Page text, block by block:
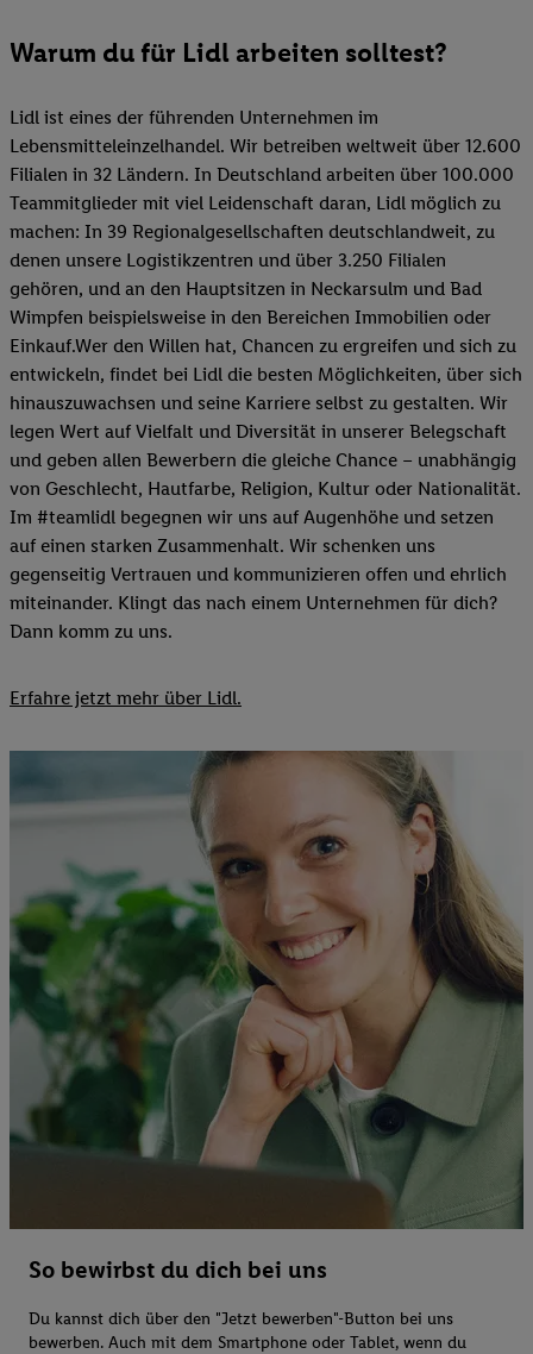
Warum du für Lidl arbeiten solltest?
Lidl ist eines der führenden Unternehmen im
Lebensmitteleinzelhandel. Wir betreiben weltweit über 12.600
Filialen in 32 Ländern. In Deutschland arbeiten über 100.000
Teammitglieder mit viel Leidenschaft daran, Lidl möglich zu
machen: In 39 Regionalgesellschaften deutschlandweit, zu
denen unsere Logistikzentren und über 3.250 Filialen
gehören, und an den Hauptsitzen in Neckarsulm und Bad
Wimpfen beispielsweise in den Bereichen Immobilien oder
Einkauf.Wer den Willen hat, Chancen zu ergreifen und sich zu
entwickeln, findet bei Lidl die besten Möglichkeiten, über sich
hinauszuwachsen und seine Karriere selbst zu gestalten. Wir
legen Wert auf Vielfalt und Diversität in unserer Belegschaft
und geben allen Bewerbern die gleiche Chance – unabhängig
von Geschlecht, Hautfarbe, Religion, Kultur oder Nationalität.
Im #teamlidl begegnen wir uns auf Augenhöhe und setzen
auf einen starken Zusammenhalt. Wir schenken uns
gegenseitig Vertrauen und kommunizieren offen und ehrlich
miteinander. Klingt das nach einem Unternehmen für dich?
Dann komm zu uns.​
Erfahre jetzt mehr über Lidl.
So bewirbst du dich bei uns
Du kannst dich über den "Jetzt bewerben"-Button bei uns
bewerben. Auch mit dem Smartphone oder Tablet, wenn du